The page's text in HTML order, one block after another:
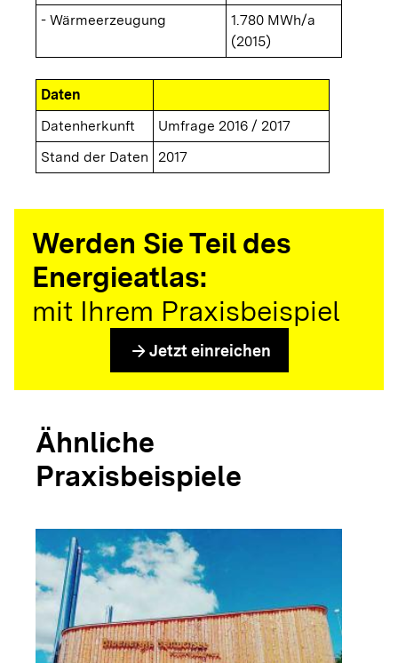
- Wärmeerzeugung
1.780 MWh/a
(2015)
Daten
Datenherkunft
Umfrage 2016 / 2017
Stand der Daten
2017
Werden Sie Teil des
Energieatlas:
mit Ihrem Praxisbeispiel
arrow_forward Jetzt einreichen
Ähnliche
Praxisbeispiele